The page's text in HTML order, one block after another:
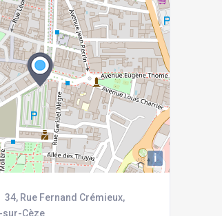
i
34, Rue Fernand Crémieux,
sur-Cèze